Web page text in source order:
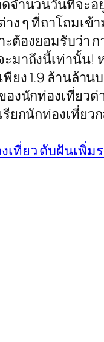
ำนวนวันที่จะอ
ง ๆ ที่ถาโถมเ
ะต้องยอมรับว่
มาถึงนี้เท่านั้น!
ยง 1.9 ล้านล้
งนักท่องเที่ยว
ยกนักท่องเที่ย
ที่ยว ดับฝันเพิ่ม